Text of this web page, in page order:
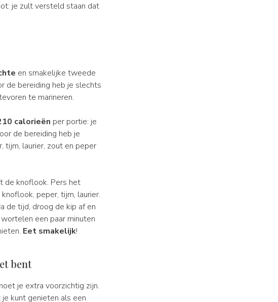
je zult versteld staan dat
en smakelijke tweede
de bereiding heb je slechts
te marineren.
calorieën per portie: je
de bereiding heb je
laurier, zout en peper
de knoflook. Pers het
peper, tijm, laurier.
de tijd, droog de kip af en
een paar minuten
Eet smakelijk!
bent
je extra voorzichtig zijn.
kunt genieten als een